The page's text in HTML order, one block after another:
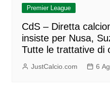
Premier League
CdS – Diretta
insiste per Nusa,
Tutte le trattative di
JustCalcio.com 6